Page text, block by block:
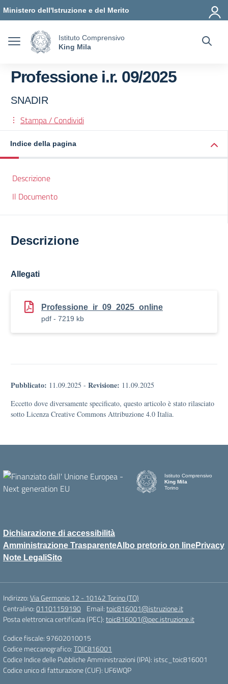
Vai ai contenuti
Vai al menu di navigazione
Vai al footer
Ministero dell'Istruzione e del Merito
Istituto Comprensivo
King Mila
Professione i.r. 09/2025
SNADIR
Stampa / Condividi
Indice della pagina
Descrizione
Il Documento
Descrizione
Allegati
Professione_ir_09_2025_online
pdf - 7219 kb
Pubblicato: 11.09.2025 - Revisione: 11.09.2025
Eccetto dove diversamente specificato, questo articolo è stato rilasciato
sotto Licenza Creative Commons Attribuzione 4.0 Italia.
Istituto Comprensivo
King Mila
Torino
Dichiarazione di accessibilità
Amministrazione TrasparenteAlbo pretorio on linePrivacy
Note LegaliSito
Indirizzo:Via Germonio 12 - 10142 Torino (TO)
Centralino:01101159190 Email:toic816001@istruzione.it
Posta elettronica certificata (PEC):toic816001@pec.istruzione.it
Codice fiscale: 97602010015
Codice meccanografico:TOIC816001
Codice Indice delle Pubbliche Amministrazioni (IPA): istsc_toic816001
Codice unico di fatturazione (CUF): UF6WQP